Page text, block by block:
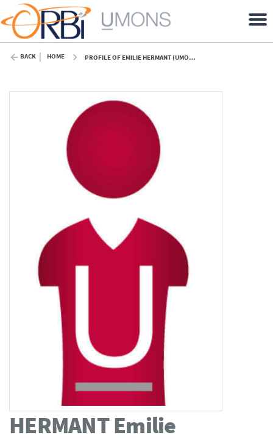
BACK HOME PROFILE OF EMILIE HERMANT (UMONS)
HERMANTEmilie